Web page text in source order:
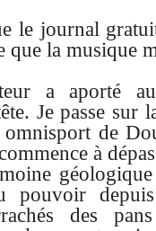
le journal
que la musique
a aporté
Je passe sur
de
à
pouvoir
des